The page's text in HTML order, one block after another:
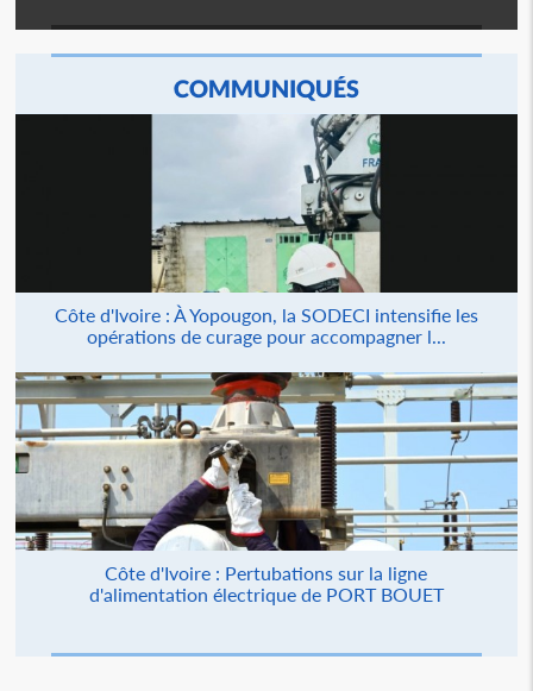
COMMUNIQUÉS
Côte d'Ivoire : À Yopougon, la SODECI intensifie les
opérations de curage pour accompagner l...
Côte d'Ivoire : Pertubations sur la ligne
d'alimentation électrique de PORT BOUET